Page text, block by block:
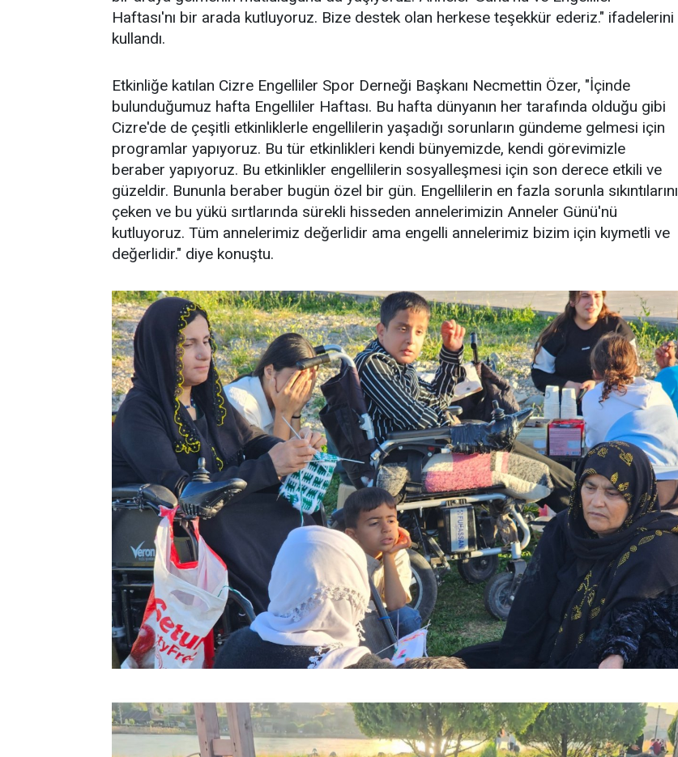
Haftası'nı bir arada kutluyoruz. Bize destek olan herkese teşekkür ederiz." ifadelerini
kullandı.
Etkinliğe katılan Cizre Engelliler Spor Derneği Başkanı Necmettin Özer, "İçinde
bulunduğumuz hafta Engelliler Haftası. Bu hafta dünyanın her tarafında olduğu gibi
Cizre'de de çeşitli etkinliklerle engellilerin yaşadığı sorunların gündeme gelmesi için
programlar yapıyoruz. Bu tür etkinlikleri kendi bünyemizde, kendi görevimizle
beraber yapıyoruz. Bu etkinlikler engellilerin sosyalleşmesi için son derece etkili ve
güzeldir. Bununla beraber bugün özel bir gün. Engellilerin en fazla sorunla sıkıntılarını
çeken ve bu yükü sırtlarında sürekli hisseden annelerimizin Anneler Günü'nü
kutluyoruz. Tüm annelerimiz değerlidir ama engelli annelerimiz bizim için kıymetli ve
değerlidir." diye konuştu.